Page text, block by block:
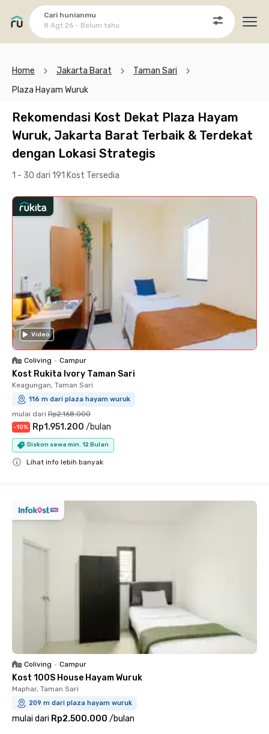
Cari hunianmu
8 Agt 26 - Belum tahu
Home Jakarta Barat
Taman Sari
Plaza Hayam Wuruk
Rekomendasi Kost Dekat Plaza Hayam
Wuruk, Jakarta Barat Terbaik & Terdekat
dengan Lokasi Strategis
1 - 30 dari 191 Kost Tersedia
Video
Coliving • Campur
Kost Rukita Ivory Taman Sari
Keagungan, Taman Sari
116 m dari plaza hayam wuruk
mulai dari Rp2.168.000
-10% Rp1.951.200 /bulan
Diskon sewa min. 12 Bulan
Lihat info lebih banyak
Coliving • Campur
Kost 100S House Hayam Wuruk
Maphar, Taman Sari
209 m dari plaza hayam wuruk
mulai dari Rp2.500.000 /bulan